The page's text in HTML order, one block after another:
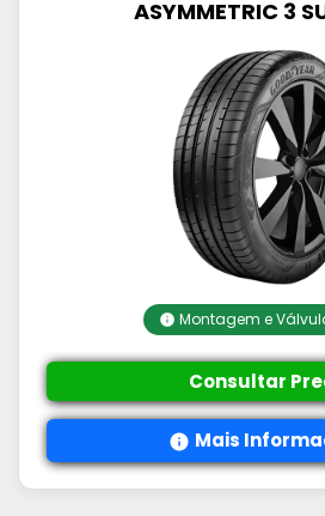
ASYMMETRIC 3
Montagem e
Consultar
Mais